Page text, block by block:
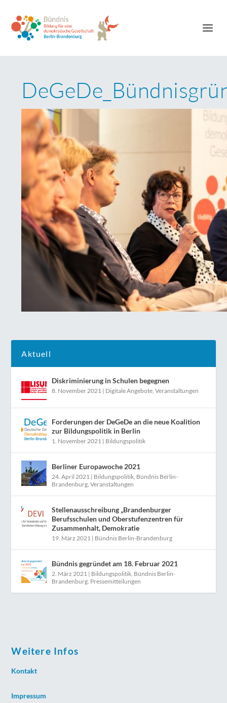
Aktuell
Diskriminierung in Schulen begegnen
8. November 2021 | Digitale Angebote,Veranstaltungen
Forderungen der DeGeDe an die neue Koalition
zur Bildungspolitik in Berlin
1. November 2021 | Bildungspolitik
Berliner Europawoche 2021
24. April 2021 | Bildungspolitik, Bündnis Berlin-
Brandenburg,Veranstaltungen
Stellenausschreibung „Brandenburger
Berufsschulen und Oberstufenzentren für
Zusammenhalt, Demokratie
19. März 2021 | Bündnis Berlin-Brandenburg
Bündnis gegründet am 18. Februar 2021
2. März 2021 | Bildungspolitik, Bündnis Berlin-
Brandenburg, Pressemitteilungen
Weitere Infos
Kontakt
Impressum